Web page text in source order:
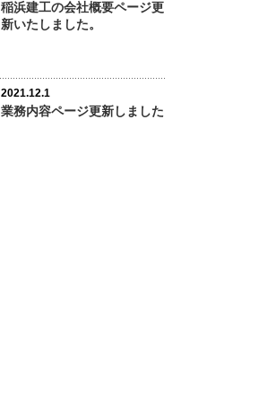
稲浜建工の会社概要ページ更
新いたしました。
2021.12.1
業務内容ページ更新しました